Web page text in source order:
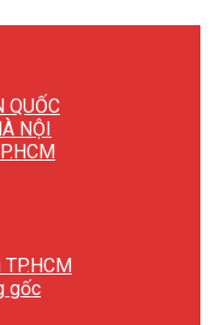
QUỐC
NỘI
gốc